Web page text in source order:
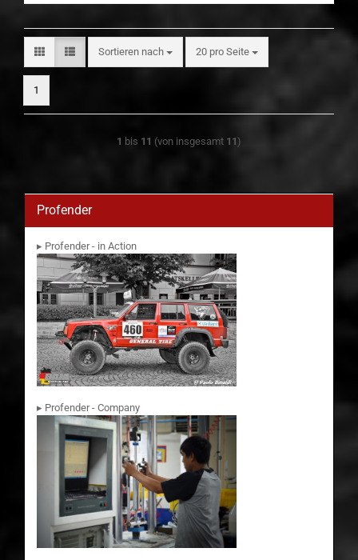
Sortieren nach
Sortieren nach 20 pro Seite
pro Seite
1
1 bis 11 (von insgesamt 11)
Profender
▸ Profender - in Action
▸ Profender - Company